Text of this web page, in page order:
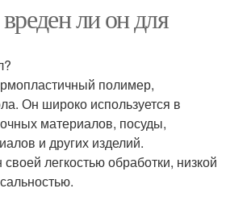
ли он для
полимер,
Он широко используется в
материалов, посуды,
и других изделий.
легкостью обработки, низкой